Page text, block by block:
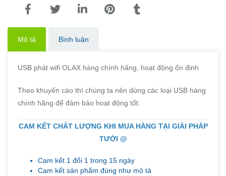
Mô tả Bình luận
USB phát wifi OLAX hàng chính hãng, hoạt động ổn định
Theo khuyến cáo thì chúng ta nên dùng các loại USB hàng
chính hãng để đảm bảo hoạt động tốt.
CAM KẾT CHẤT LƯỢNG KHI MUA HÀNG TẠI GIẢI PHÁP
TƯỚI @
Cam kết 1 đổi 1 trong 15 ngày
Cam kết sản phẩm đúng như mô tả